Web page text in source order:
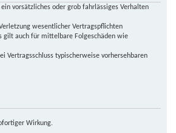
vorsätzliches oder grob fahrlässiges Verhalten
wesentlicher Vertragspflichten
gilt auch für mittelbare Folgeschäden wie
Vertragsschluss typischerweise vorhersehbaren
Wirkung.